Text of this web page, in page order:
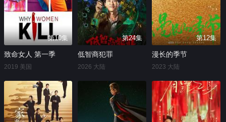
第10集
致命女人 第一季
2019 美国
第24集
低智商犯罪
2026 大陆
第12集
漫长的季节
2023 大陆